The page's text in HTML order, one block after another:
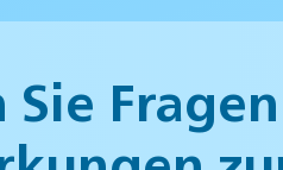
Sie